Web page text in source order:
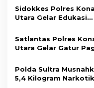
p
o
s
Bersama Insan Pers.
Sidokkes Polres
Utara Gelar Edukasi
Koroner, Tingkatkan
Kesadaran Personel
akan Pentingnya
Satlantas Polres
Utara Gelar Gatur
Ciptakan
Lantas dan Pelayanan
Masyarakat
Polda Sultra
5,4 Kilogram